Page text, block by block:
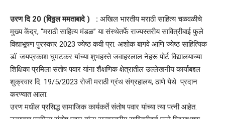
उरण दि 20 (विठ्ठल ममताबादे ) : अखिल भारतीय मराठी साहित्य चळवळीचे
मुख्य केंद्र, “मराठी साहित्य मंडळ” या संस्थेतर्फे राज्यस्तरीय सावित्रीबाई फुले
विद्याभूषण पुरस्कार 2023 ज्येष्ठ कवी प्रा. अशोक बागवे आणि ज्येष्ठ साहित्यिक
डॉ. जयप्रकाश घुमटकर यांच्या शुभहस्ते जवाहरलाल नेहरू पोर्ट विद्यालयाच्या
शिक्षिका प्रमिला संतोष पवार यांना शैक्षणिक क्षेत्रातील उल्लेखनीय कार्याबद्दल
शुक्रवार दि. 19/5/2023 रोजी मराठी ग्रंथ संग्रहालय, ठाणे येथे प्रदान
करण्यात आला.
उरण मधील प्रसिद्ध सामाजिक कार्यकर्ते संतोष पवार यांच्या त्या पत्नी आहेत.